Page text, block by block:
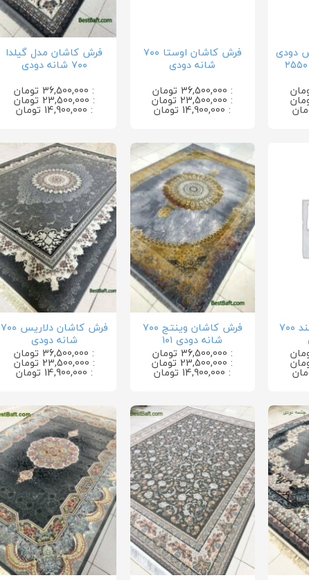
دودی فرش کاشان اوستا ۷۰۰
شانه دودی
: 36,500,000 تومان
: 23,500,000 تومان
: 14,900,000 تومان
فرش کاشان مدل گیلدا
۷۰۰ شانه دودی
: 36,500,000 تومان
: 23,500,000 تومان
: 14,900,000 تومان
فرش کاشان سوگند ۷۰۰ فرش کاشان وینتج ۷۰۰
شانه دودی ۱۰۱
: 36,500,000 تومان
: 23,500,000 تومان
: 14,900,000 تومان
فرش کاشان دلاریس ۷۰۰
شانه دودی
: 36,500,000 تومان
: 23,500,000 تومان
: 14,900,000 تومان